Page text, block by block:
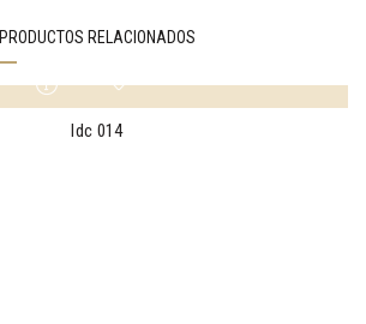
PRODUCTOS RELACIONADOS
ldc 014